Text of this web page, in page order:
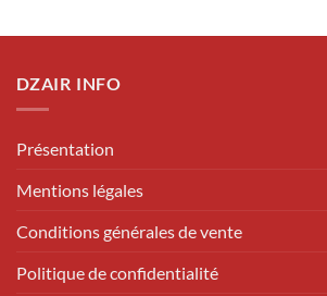
DZAIR INFO
Présentation
Mentions légales
Conditions générales de vente
Politique de confidentialité